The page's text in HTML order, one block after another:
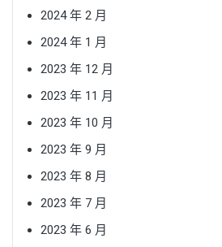
2024 年 2 月
2024 年 1 月
2023 年 12 月
2023 年 11 月
2023 年 10 月
2023 年 9 月
2023 年 8 月
2023 年 7 月
2023 年 6 月